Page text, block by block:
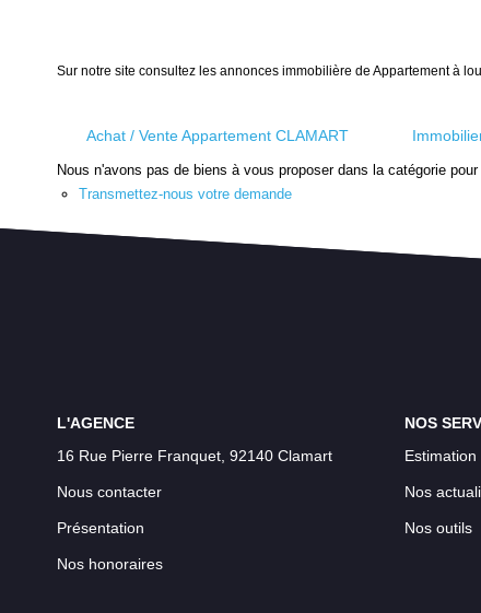
Sur notre site consultez les annonces immobilière de Appartement à
Achat / Vente Appartement CLAMART
Nous n'avons pas de biens à vous proposer dans la catégorie
Transmettez-nous votre demande
L'AGENCE
16 Rue Pierre Franquet, 92140 Clamart
Nous contacter
Présentation
Nos honoraires
NOS
Estimation
Nos
Nos outils